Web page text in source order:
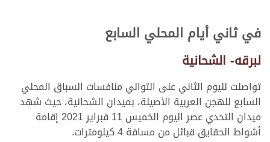
في ثاني أيام المحلي السابع
لبرقه- الشحانية
تواصلت لليوم الثاني على التوالي منافسات السباق المحلي
السابع للهجن العربية الأصيلة، بميدان الشحانية، حيث شهد
ميدان التحدي عصر اليوم الخميس 11 فبراير 2021 إقامة
أشواط الحقايق قبائل من مسافة 4 كيلومترات.